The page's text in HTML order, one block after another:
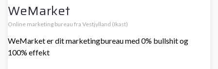
WeMarket
Online marketing bureau fra Vestjylland (Ikast)
WeMarket er dit marketingbureau med 0% bullshit og
100% effekt